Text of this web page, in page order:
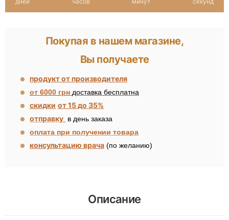
Покупая в нашем магазине,
Вы получаете
продукт от производителя
от 6000 грн доставка бесплатна
скидки от 15 до 35%
отправку в день заказа
оплата при получении товара
консультацию врача (по желанию)
Описание